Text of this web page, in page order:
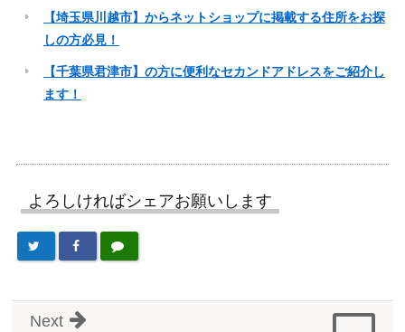
【埼玉県川越市】からネットショップに掲載する住所をお探
しの方必見！
【千葉県君津市】の方に便利なセカンドアドレスをご紹介し
ます！
よろしければシェアお願いします
Next